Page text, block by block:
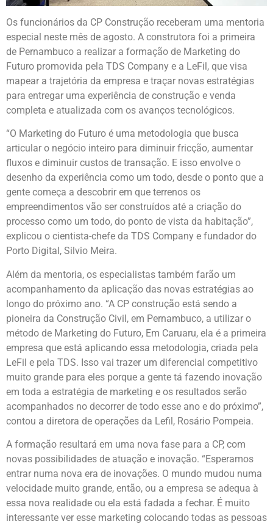
Os funcionários da CP Construção receberam uma mentoria
especial neste mês de agosto. A construtora foi a primeira
de Pernambuco a realizar a formação de Marketing do
Futuro promovida pela TDS Company e a LeFil, que visa
mapear a trajetória da empresa e traçar novas estratégias
para entregar uma experiência de construção e venda
completa e atualizada com os avanços tecnológicos.
“O Marketing do Futuro é uma metodologia que busca
articular o negócio inteiro para diminuir fricção, aumentar
fluxos e diminuir custos de transação. E isso envolve o
desenho da experiência como um todo, desde o ponto que a
gente começa a descobrir em que terrenos os
empreendimentos vão ser construídos até a criação do
processo como um todo, do ponto de vista da habitação”,
explicou o cientista-chefe da TDS Company e fundador do
Porto Digital, Silvio Meira.
Além da mentoria, os especialistas também farão um
acompanhamento da aplicação das novas estratégias ao
longo do próximo ano. “A CP construção está sendo a
pioneira da Construção Civil, em Pernambuco, a utilizar o
método de Marketing do Futuro, Em Caruaru, ela é a primeira
empresa que está aplicando essa metodologia, criada pela
LeFil e pela TDS. Isso vai trazer um diferencial competitivo
muito grande para eles porque a gente tá fazendo inovação
em toda a estratégia de marketing e os resultados serão
acompanhados no decorrer de todo esse ano e do próximo”,
contou a diretora de operações da Lefil, Rosário Pompeia.
A formação resultará em uma nova fase para a CP, com
novas possibilidades de atuação e inovação. “Esperamos
entrar numa nova era de inovações. O mundo mudou numa
velocidade muito grande, então, ou a empresa se adequa à
essa nova realidade ou ela está fadada a fechar. É muito
interessante ver esse marketing colocando todas as pessoas